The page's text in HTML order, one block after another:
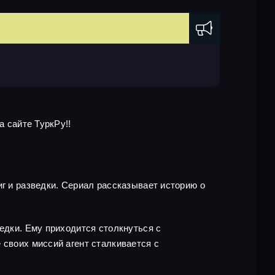
сайте ТуркРу!!
и разведки. Сериал рассказывает историю о
Ему приходится столкнуться с
миссий агент сталкивается с